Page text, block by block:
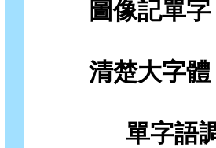
圖像記單
清楚大字
單字語